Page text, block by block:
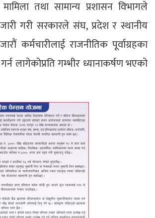
तथा सामान्य प्रशासन विभागले
जारी गरी सरकारले संघ, प्रदेश र स्थानीय
कर्मचारीलाई राजनीतिक पूर्वाग्रहका
लागेकोप्रति गम्भीर ध्यानाकर्षण भएको